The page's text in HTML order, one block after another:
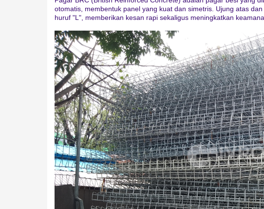
otomatis, membentuk panel yang kuat dan simetris. Ujung atas
huruf "L", memberikan kesan rapi sekaligus meningkatkan